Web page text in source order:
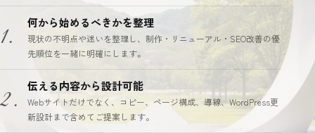
1.
何から始めるべきかを整理
現状の不明点や迷いを整理し、制作・リニューアル・SEO改善の優
先順位を一緒に明確にします。
2.
伝える内容から設計可能
Webサイトだけでなく、コピー、ページ構成、導線、WordPress更
新設計まで含めてご提案します。